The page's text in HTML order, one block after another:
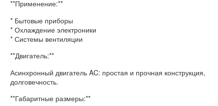
**Применение:**
* Бытовые приборы
* Охлаждение электроники
* Системы вентиляции
**Двигатель:**
Асинхронный двигатель AC: простая и прочная конструкция,
долговечность.
**Габаритные размеры:**